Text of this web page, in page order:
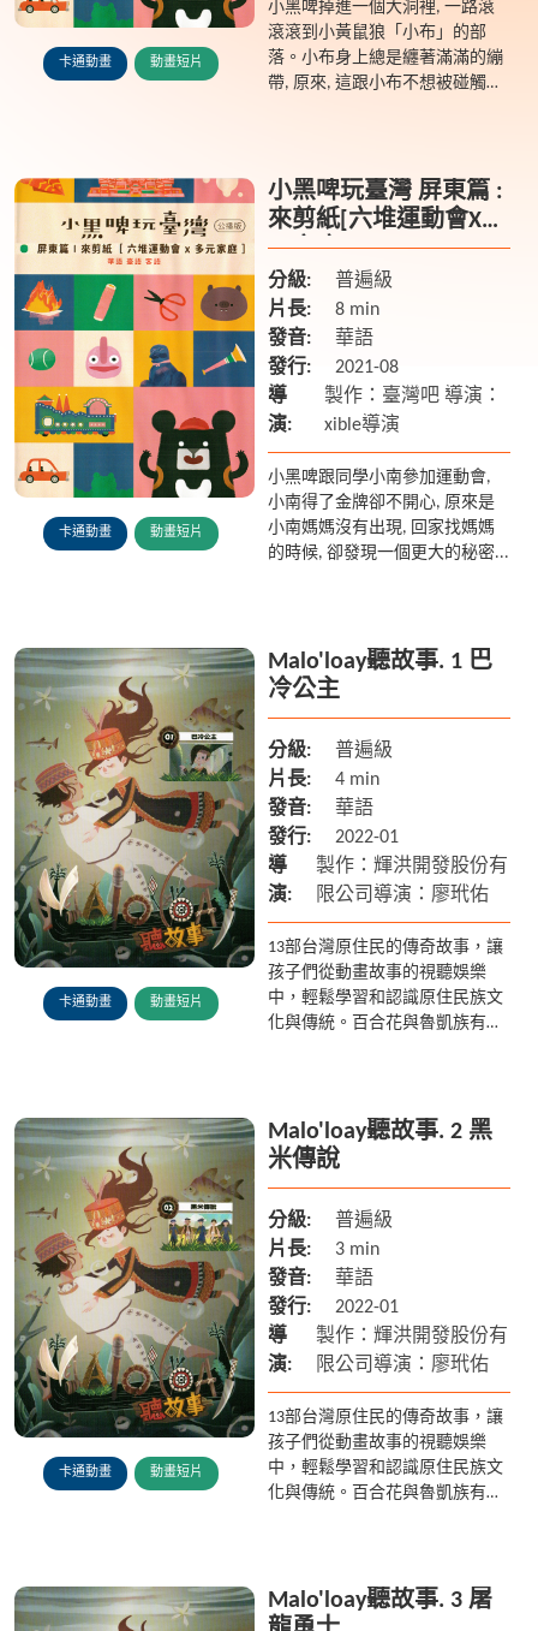
卡通動畫 動畫短片
小黑啤掉進一個大洞裡, 一路滾
滾滾到小黃鼠狼「小布」的部
落。小布身上總是纏著滿滿的繃
帶, 原來, 這跟小布不想被碰觸身
卡通動畫 動畫短片
小黑啤玩臺灣 屏東篇 :
來剪紙[六堆運動會X多
元家庭]
分級:
普遍級
片長:
8 min
發音:
華語
發行:
2021-08
導
演:
製作：臺灣吧 導演：
xible導演
小黑啤跟同學小南參加運動會,
小南得了金牌卻不開心, 原來是
小南媽媽沒有出現, 回家找媽媽
的時候, 卻發現一個更大的秘密...
卡通動畫 動畫短片
Malo'loay聽故事. 1 巴
冷公主
分級:
普遍級
片長:
4 min
發音:
華語
發行:
2022-01
導
演:
製作：輝洪開發股份有
限公司導演：廖玳佑
13部台灣原住民的傳奇故事，讓
孩子們從動畫故事的視聽娛樂
中，輕鬆學習和認識原住民族文
化與傳統。百合花與魯凱族有著
卡通動畫 動畫短片
Malo'loay聽故事. 2 黑
米傳說
分級:
普遍級
片長:
3 min
發音:
華語
發行:
2022-01
導
演:
製作：輝洪開發股份有
限公司導演：廖玳佑
13部台灣原住民的傳奇故事，讓
孩子們從動畫故事的視聽娛樂
中，輕鬆學習和認識原住民族文
化與傳統。百合花與魯凱族有著
Malo'loay聽故事. 3 屠